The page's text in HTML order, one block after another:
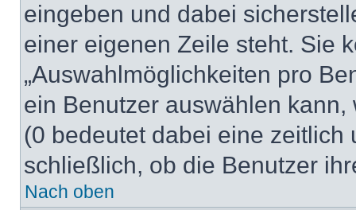
eingeben und dabei
einer eigenen Zeile steht. Sie
„Auswahlmöglichkeiten pro
ein Benutzer auswählen
(0 bedeutet dabei eine
schließlich, ob die Benutzer
Nach oben